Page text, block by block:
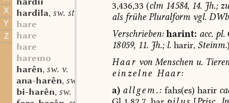
X
Y
Z
hardila, sw. st. f.
hare
hare
hare
haremo
harên, sw. v.
ana-harên, sw. v.
bi-harên, sw. v.
3,436,33 (clm 14 584,14.Jh.;zu
alsfrühePluralform vgl.
Verschrieben: harint: acc.pl.
18 059, 11.Jh.;l.harir, Steinm.
Haar von Menschen u.
einzelne Haar:
a) allgem.: fahs(es) harir